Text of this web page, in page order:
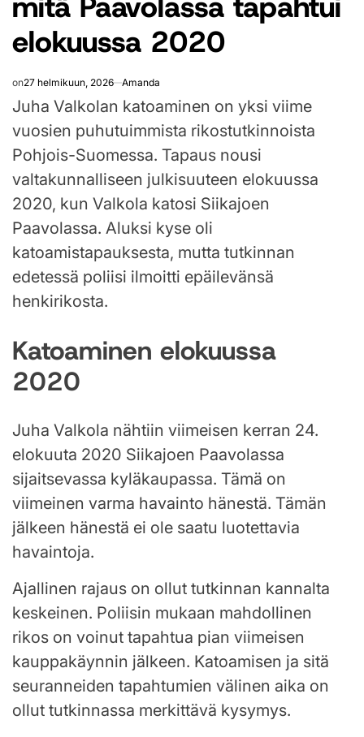
elokuussa 2020
on27 helmikuun, 2026 Amanda
Juha Valkolan katoaminen on yksi viime
vuosien puhutuimmista rikostutkinnoista
Pohjois-Suomessa. Tapaus nousi
valtakunnalliseen julkisuuteen elokuussa
2020, kun Valkola katosi Siikajoen
Paavolassa. Aluksi kyse oli
katoamistapauksesta, mutta tutkinnan
edetessä poliisi ilmoitti epäilevänsä
henkirikosta.
Katoaminen elokuussa
2020
Juha Valkola nähtiin viimeisen kerran 24.
elokuuta 2020 Siikajoen Paavolassa
sijaitsevassa kyläkaupassa. Tämä on
viimeinen varma havainto hänestä. Tämän
jälkeen hänestä ei ole saatu luotettavia
havaintoja.
Ajallinen rajaus on ollut tutkinnan kannalta
keskeinen. Poliisin mukaan mahdollinen
rikos on voinut tapahtua pian viimeisen
kauppakäynnin jälkeen. Katoamisen ja sitä
seuranneiden tapahtumien välinen aika on
ollut tutkinnassa merkittävä kysymys.